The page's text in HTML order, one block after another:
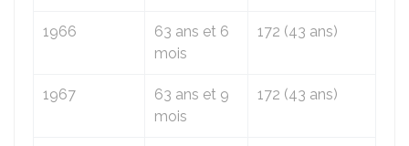
1966
63 ans et 6
mois
172 (43 ans)
1967
63 ans et 9
mois
172 (43 ans)